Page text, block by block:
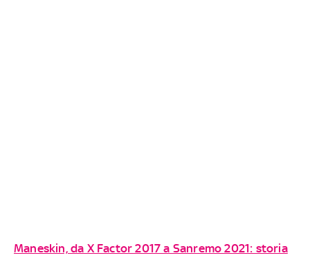
Maneskin, da X Factor 2017 a Sanremo 2021: storia